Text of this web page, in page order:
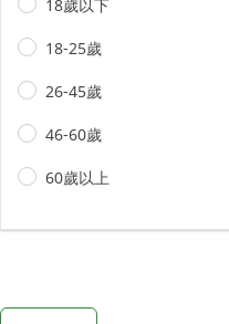
18歲以下
18-25歲
26-45歲
46-60歲
60歲以上